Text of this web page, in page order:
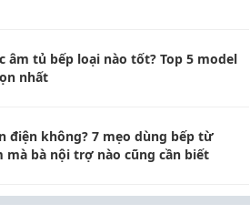
âm tủ bếp loại nào tốt? Top 5 model
nhất
điện không? 7 mẹo dùng bếp từ
mà bà nội trợ nào cũng cần biết